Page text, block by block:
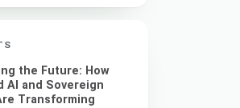
the Future: How
AI and Sovereign
Transforming